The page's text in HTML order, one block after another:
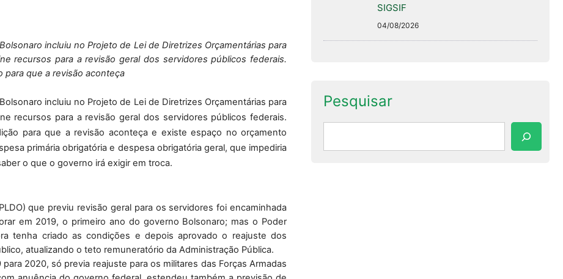
incluiu no Projeto de Lei de Diretrizes Orçamentárias para
recursos para a revisão geral dos servidores públicos federais.
para que a revisão aconteça
incluiu no Projeto de Lei de Diretrizes Orçamentárias para
recursos para a revisão geral dos servidores públicos federais.
para que a revisão aconteça e existe espaço no orçamento
primária obrigatória e despesa obrigatória geral, que impediria
o que o governo irá exigir em troca.
que previu revisão geral para os servidores foi encaminhada
em 2019, o primeiro ano do governo Bolsonaro; mas o Poder
tenha criado as condições e depois aprovado o reajuste dos
atualizando o teto remuneratório da Administração Pública.
2020, só previa reajuste para os militares das Forças Armadas
SIGSIF
04/08/2026
Pesquisar